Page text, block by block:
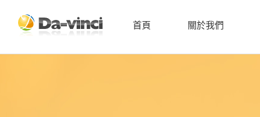
首頁 關於我們